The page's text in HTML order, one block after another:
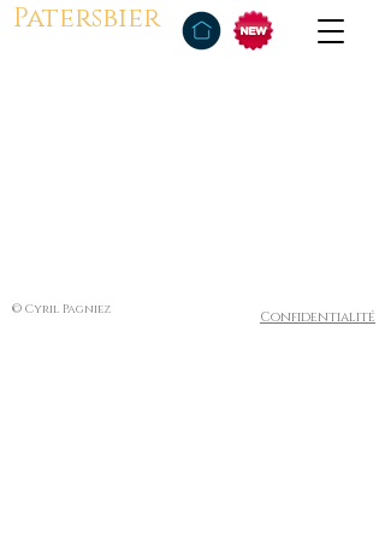
Patersbier
© Cyril Pagniez Confidentialité